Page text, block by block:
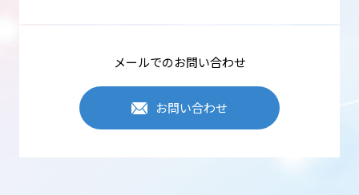
●事業承継、共同利用など
Cookieの使用について
Cookieとは、訪問したWebサイトの訪問履歴などの情報を一時的に記
性を向上させる目的で、Cookieを使用し閲覧状況などの情報を収集す
メールでのお問い合わせ
お問い合わせ